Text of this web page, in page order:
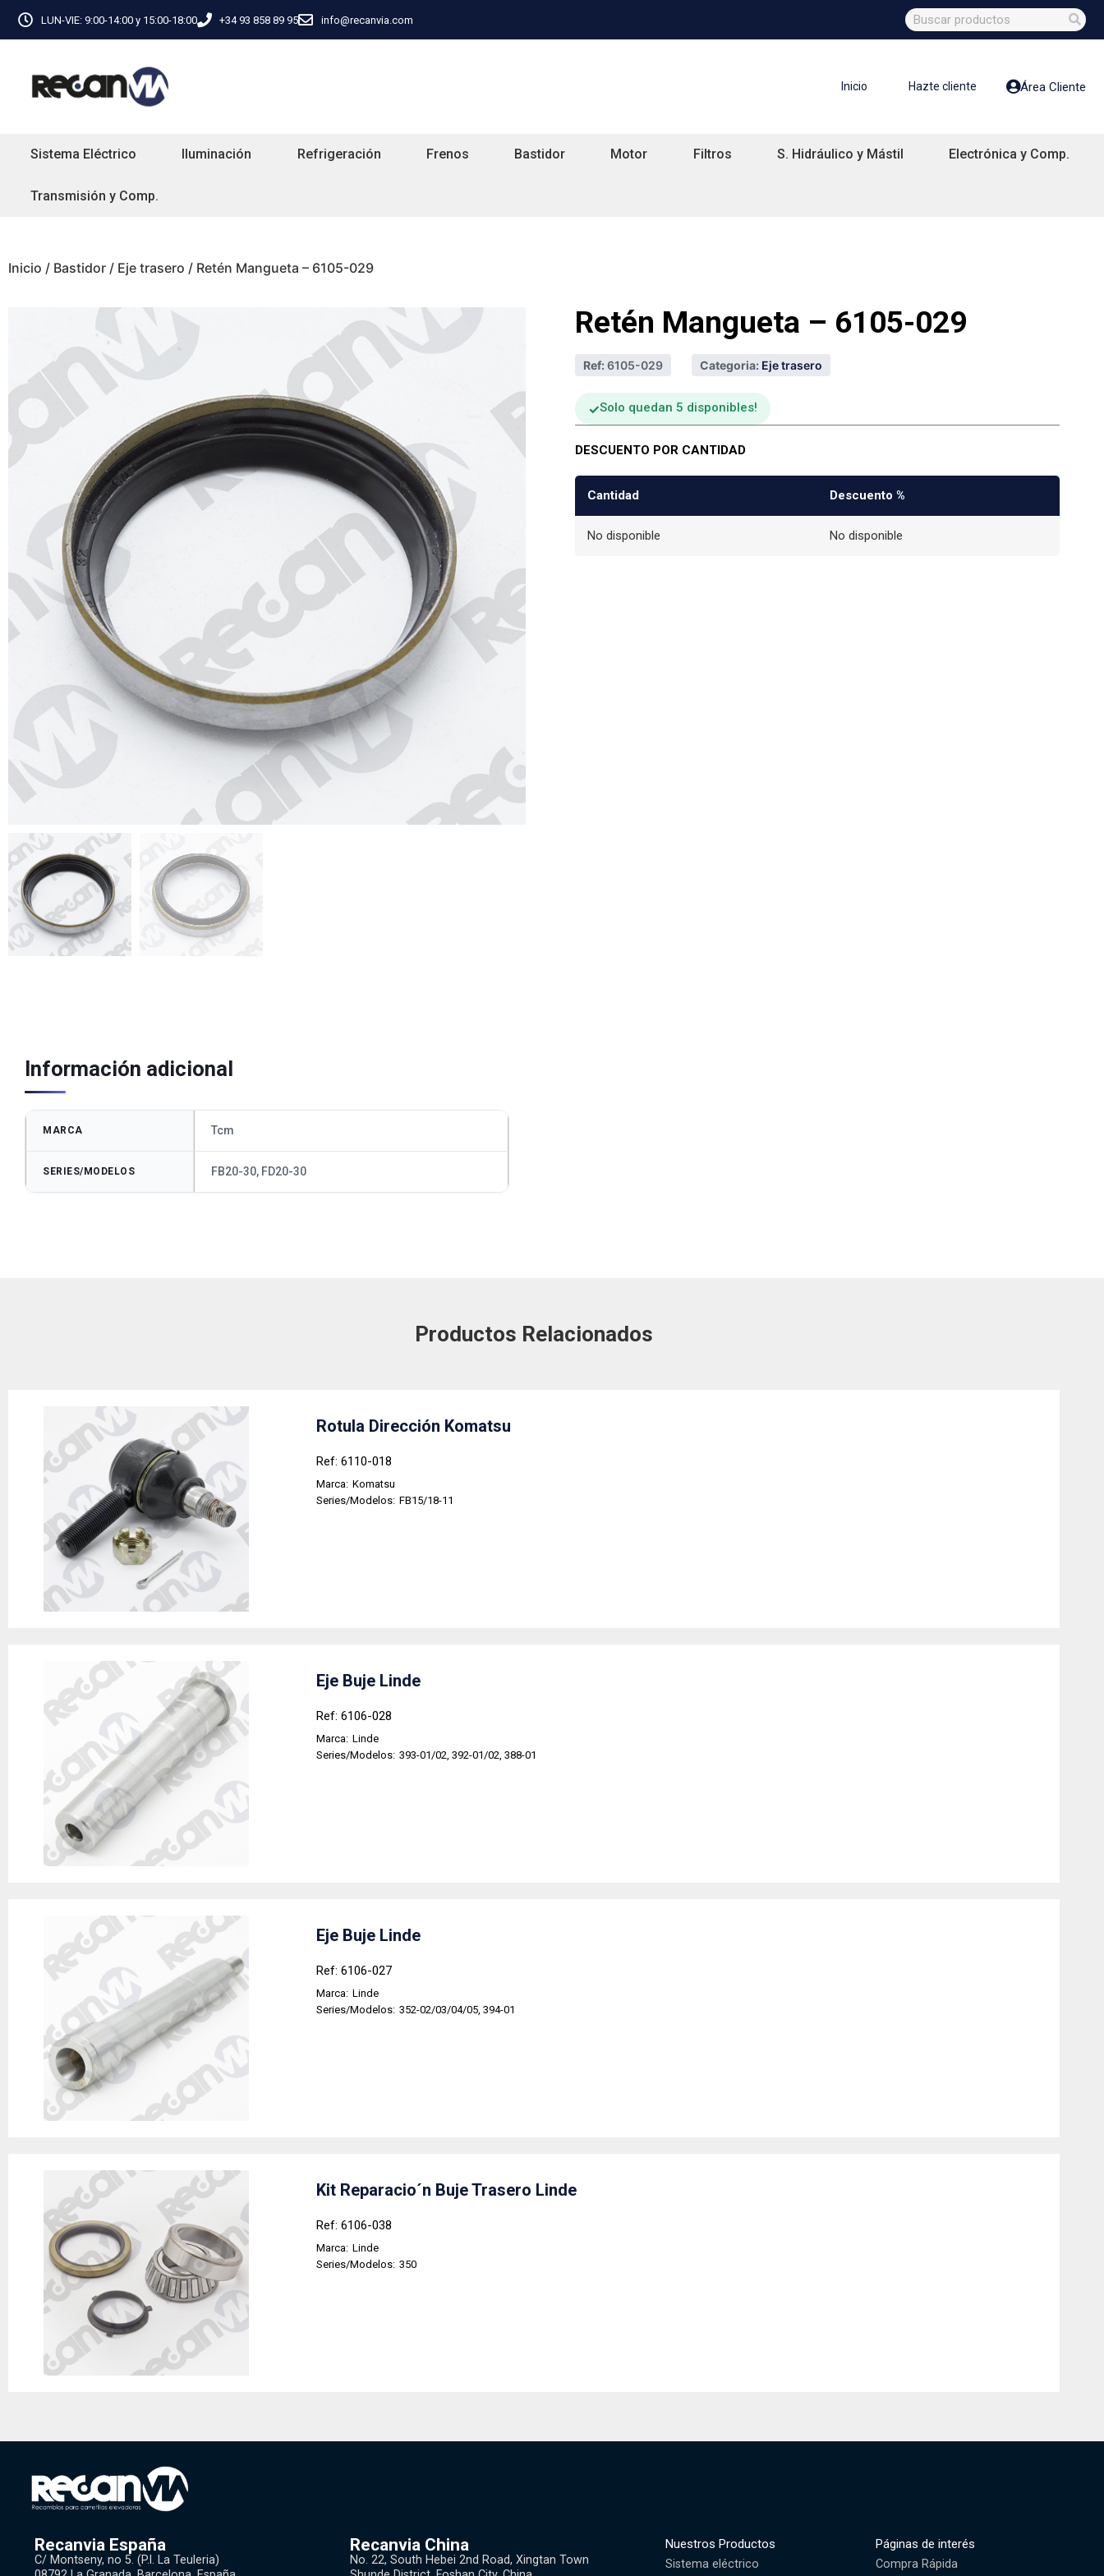
LUN-VIE: 9:00-14:00 y 15:00-18:00 +34 93 858 89 95 info@recanvia.com
Inicio Hazte cliente Área Cliente
Sistema Eléctrico Iluminación Refrigeración Frenos Bastidor Motor Filtros S. Hidráulico y Mástil Electrónica y Comp.
Transmisión y Comp.
Inicio / Bastidor / Eje trasero / Retén Mangueta – 6105-029
Retén Mangueta – 6105-029
Ref: 6105-029 Categoria: Eje trasero
Solo quedan 5 disponibles
DESCUENTO POR CANTIDAD
Cantidad Descuento %
No disponible No disponible
Información adicional
MARCA Tcm
SERIES/MODELOS FB20-30, FD20-30
Productos Relacionados
Rotula Dirección Komatsu
Ref: 6110-018
Marca: Komatsu
Series/Modelos: FB15/18-11
Eje Buje Linde
Ref: 6106-028
Marca: Linde
Series/Modelos: 393-01/02, 392-01/02, 388-01
Eje Buje Linde
Ref: 6106-027
Marca: Linde
Series/Modelos: 352-02/03/04/05, 394-01
Kit Reparacio´n Buje Trasero Linde
Ref: 6106-038
Marca: Linde
Series/Modelos: 350
Recanvia España
C/ Montseny, no 5. (P.l. La Teuleria)
Recanvia China
No. 22, South Hebei 2nd Road, Xingtan Town
Nuestros Productos
Sistema eléctrico
Páginas de interés
Compra Rápida